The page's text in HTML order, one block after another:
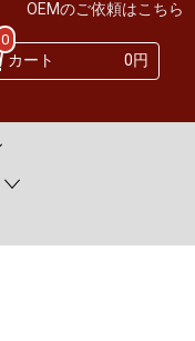
OEMのご依頼はこちら
カート 0円
0